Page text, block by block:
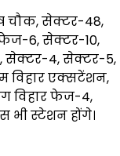
चौक, सेक्टर-48,
फेज-6, सेक्टर-10,
सेक्टर-4, सेक्टर-5,
विहार एक्सटेंशन,
विहार फेज-4,
भी स्टेशन होंगे।